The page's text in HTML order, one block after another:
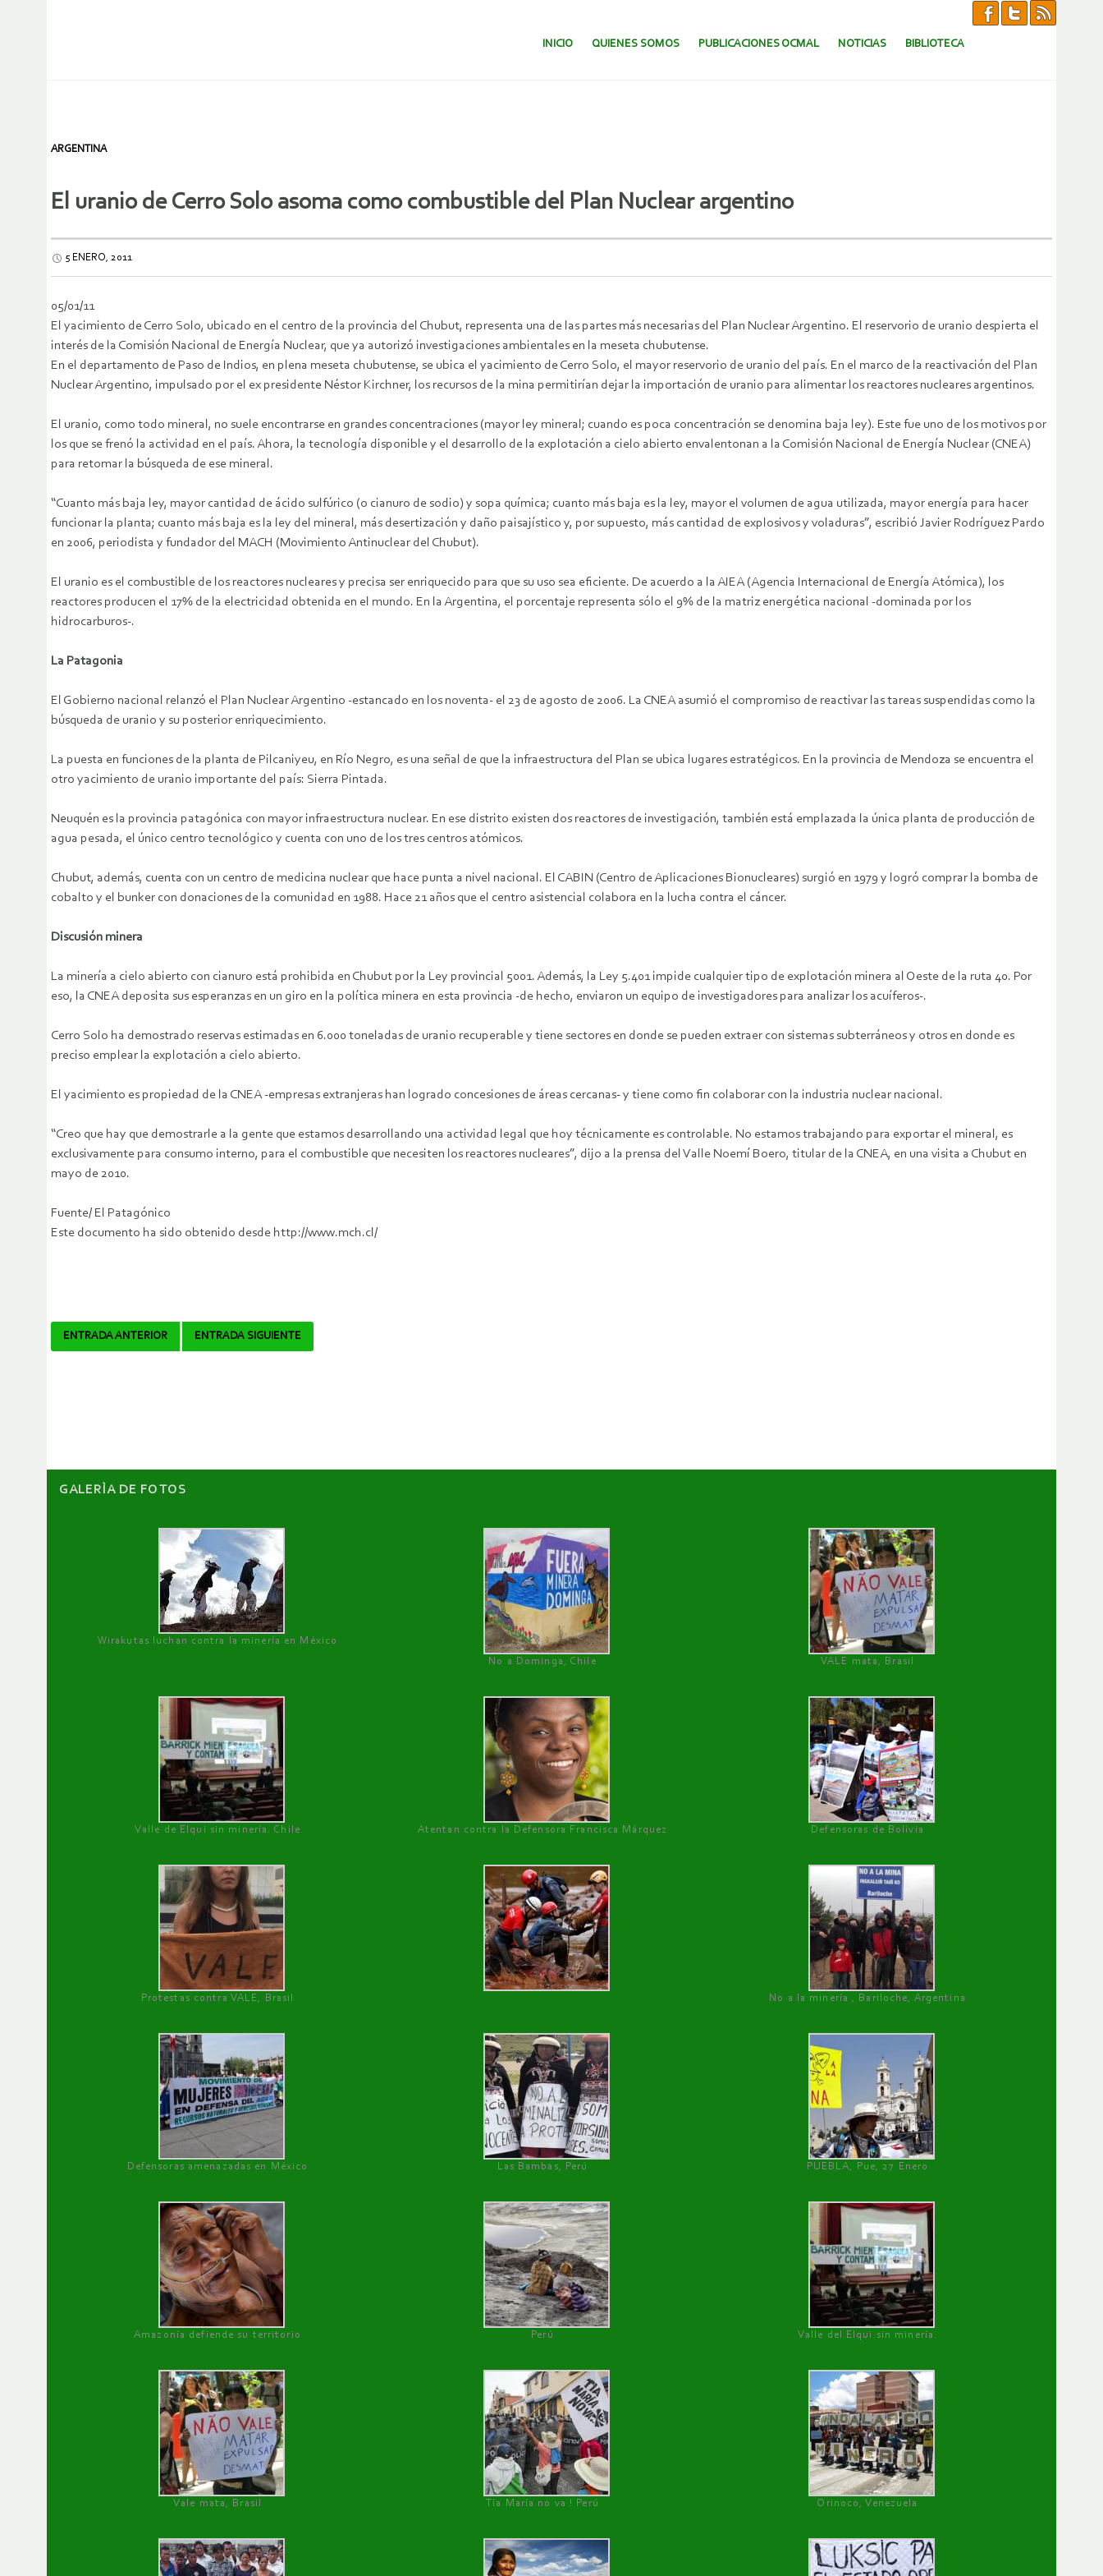
SALTAR AL CONTENIDO.
INICIO QUIENES SOMOS PUBLICACIONES OCMAL NOTICIAS BIBLIOTECA
ARGENTINA
El uranio de Cerro Solo asoma como combustible del Plan Nuclear argentino
5 ENERO, 2011
05/01/11
El yacimiento de Cerro Solo, ubicado en el centro de la provincia del Chubut, representa una de las partes más necesarias del Plan Nuclear Argentino. El reservorio de uranio despierta el
interés de la Comisión Nacional de Energía Nuclear, que ya autorizó investigaciones ambientales en la meseta chubutense.
En el departamento de Paso de Indios, en plena meseta chubutense, se ubica el yacimiento de Cerro Solo, el mayor reservorio de uranio del país. En el marco de la reactivación del Plan
Nuclear Argentino, impulsado por el ex presidente Néstor Kirchner, los recursos de la mina permitirían dejar la importación de uranio para alimentar los reactores nucleares argentinos.
El uranio, como todo mineral, no suele encontrarse en grandes concentraciones (mayor ley mineral; cuando es poca concentración se denomina baja ley). Este fue uno de los motivos por
los que se frenó la actividad en el país. Ahora, la tecnología disponible y el desarrollo de la explotación a cielo abierto envalentonan a la Comisión Nacional de Energía Nuclear (CNEA)
para retomar la búsqueda de ese mineral.
“Cuanto más baja ley, mayor cantidad de ácido sulfúrico (o cianuro de sodio) y sopa química; cuanto más baja es la ley, mayor el volumen de agua utilizada, mayor energía para hacer
funcionar la planta; cuanto más baja es la ley del mineral, más desertización y daño paisajístico y, por supuesto, más cantidad de explosivos y voladuras”, escribió Javier Rodríguez Pardo
en 2006, periodista y fundador del MACH (Movimiento Antinuclear del Chubut).
El uranio es el combustible de los reactores nucleares y precisa ser enriquecido para que su uso sea eficiente. De acuerdo a la AIEA (Agencia Internacional de Energía Atómica), los
reactores producen el 17% de la electricidad obtenida en el mundo. En la Argentina, el porcentaje representa sólo el 9% de la matriz energética nacional -dominada por los
hidrocarburos-.
La Patagonia
El Gobierno nacional relanzó el Plan Nuclear Argentino -estancado en los noventa- el 23 de agosto de 2006. La CNEA asumió el compromiso de reactivar las tareas suspendidas como la
búsqueda de uranio y su posterior enriquecimiento.
La puesta en funciones de la planta de Pilcaniyeu, en Río Negro, es una señal de que la infraestructura del Plan se ubica lugares estratégicos. En la provincia de Mendoza se encuentra el
otro yacimiento de uranio importante del país: Sierra Pintada.
Neuquén es la provincia patagónica con mayor infraestructura nuclear. En ese distrito existen dos reactores de investigación, también está emplazada la única planta de producción de
agua pesada, el único centro tecnológico y cuenta con uno de los tres centros atómicos.
Chubut, además, cuenta con un centro de medicina nuclear que hace punta a nivel nacional. El CABIN (Centro de Aplicaciones Bionucleares) surgió en 1979 y logró comprar la bomba de
cobalto y el bunker con donaciones de la comunidad en 1988. Hace 21 años que el centro asistencial colabora en la lucha contra el cáncer.
Discusión minera
La minería a cielo abierto con cianuro está prohibida en Chubut por la Ley provincial 5001. Además, la Ley 5.401 impide cualquier tipo de explotación minera al Oeste de la ruta 40. Por
eso, la CNEA deposita sus esperanzas en un giro en la política minera en esta provincia -de hecho, enviaron un equipo de investigadores para analizar los acuíferos-.
Cerro Solo ha demostrado reservas estimadas en 6.000 toneladas de uranio recuperable y tiene sectores en donde se pueden extraer con sistemas subterráneos y otros en donde es
preciso emplear la explotación a cielo abierto.
El yacimiento es propiedad de la CNEA -empresas extranjeras han logrado concesiones de áreas cercanas- y tiene como fin colaborar con la industria nuclear nacional.
“Creo que hay que demostrarle a la gente que estamos desarrollando una actividad legal que hoy técnicamente es controlable. No estamos trabajando para exportar el mineral, es
exclusivamente para consumo interno, para el combustible que necesiten los reactores nucleares”, dijo a la prensa del Valle Noemí Boero, titular de la CNEA, en una visita a Chubut en
mayo de 2010.
Fuente/ El Patagónico
Este documento ha sido obtenido desde http://www.mch.cl/
Navegador
ENTRADA ANTERIOR ENTRADA SIGUIENTE
GALERÌA DE FOTOS
Wirakutas luchan contra la minería en México
No a Dominga, Chile
VALE mata, Brasil
Valle de Elqui sin minería. Chile Atentan contra la Defensora Francisca Márquez Defensoras de Bolivia
Protestas contra VALE, Brasil No a la minería , Bariloche, Argentina
Defensoras amenazadas en México Las Bambas, Perú PUEBLA, Pue, 27 Enero
Amazonía defiende su territorio Perú Valle del Elqui sin minería.
Vale mata, Brasil Tía María no va ! Perú Orinoco, Venezuela